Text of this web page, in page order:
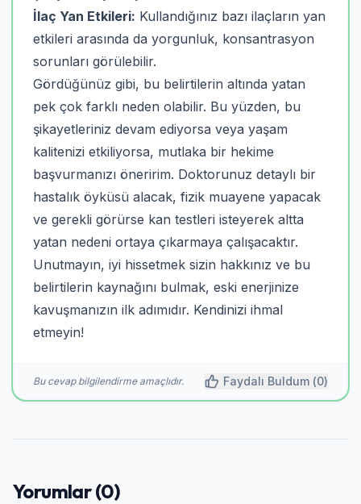
İlaç Yan Etkileri: Kullandığınız bazı ilaçların yan
etkileri arasında da yorgunluk, konsantrasyon
sorunları görülebilir.
Gördüğünüz gibi, bu belirtilerin altında yatan
pek çok farklı neden olabilir. Bu yüzden, bu
şikayetleriniz devam ediyorsa veya yaşam
kalitenizi etkiliyorsa, mutlaka bir hekime
başvurmanızı öneririm. Doktorunuz detaylı bir
hastalık öyküsü alacak, fizik muayene yapacak
ve gerekli görürse kan testleri isteyerek altta
yatan nedeni ortaya çıkarmaya çalışacaktır.
Unutmayın, iyi hissetmek sizin hakkınız ve bu
belirtilerin kaynağını bulmak, eski enerjinize
kavuşmanızın ilk adımıdır. Kendinizi ihmal
etmeyin!
Bu cevap bilgilendirme amaçlıdır. Faydalı Buldum (0)
Yorumlar (0)